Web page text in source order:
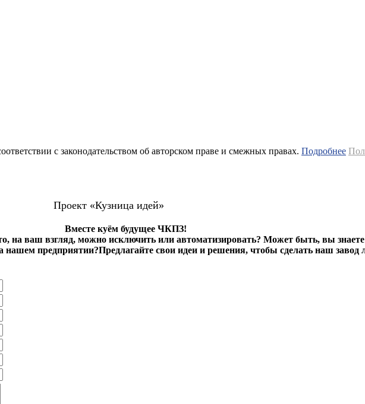
с законодательством об авторском праве и смежных правах. Подробнее
Проект «Кузница идей»
Вместе куём будущее ЧКПЗ!
на ваш взгляд, можно исключить или автоматизировать? Может быть, вы
нашем предприятии?Предлагайте свои идеи и решения, чтобы сделать наш завод